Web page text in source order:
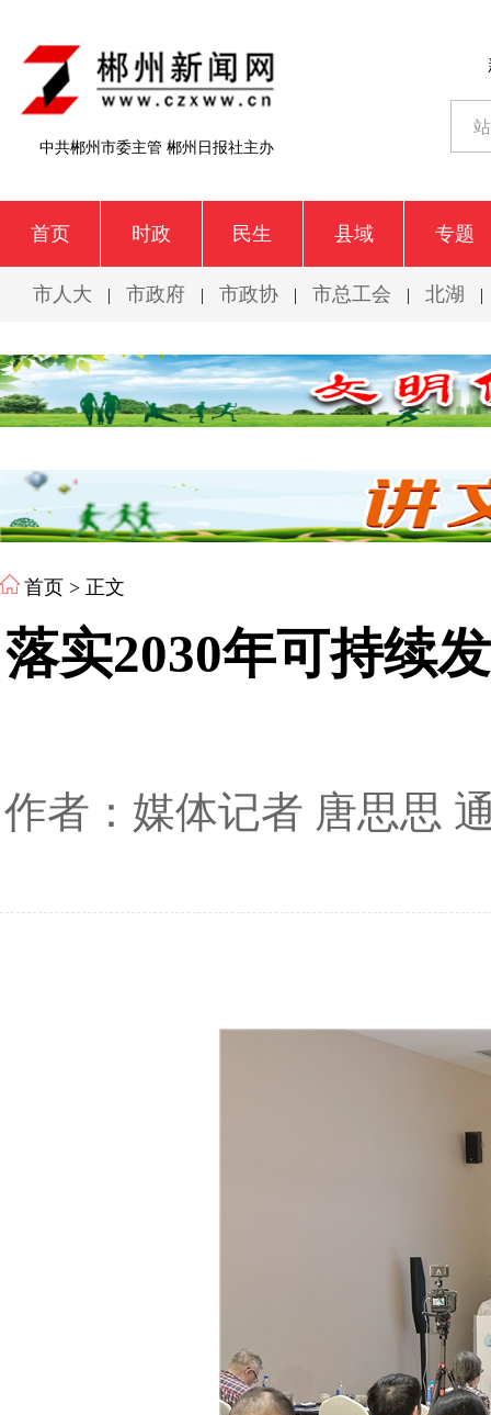
中共郴州市委主管 郴州日报社主办
首页 时政 民生 县域 专题
市人大 | 市政府 | 市政协 | 市总工会 | 北湖 |
首页 > 正文
落实2030年可持续
作者：媒体记者 唐思思